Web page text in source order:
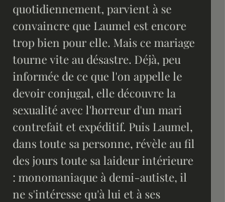
quotidiennement, parvient à se
convaincre que Laumel est encore
trop bien pour elle. Mais ce mariage
tourne vite au désastre. Déjà, peu
informée de ce que l'on appelle le
devoir conjugal, elle découvre la
sexualité avec l'horreur d'un mari
contrefait et expéditif. Puis Laumel,
dans toute sa personne, révèle au fil
des jours toute sa laideur intérieure
: monomaniaque à demi-autiste, il
ne s'intéresse qu'à lui et à ses